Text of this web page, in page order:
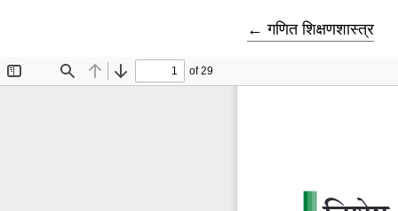
←Return to Article
गणित शिक्षणशास्त्र